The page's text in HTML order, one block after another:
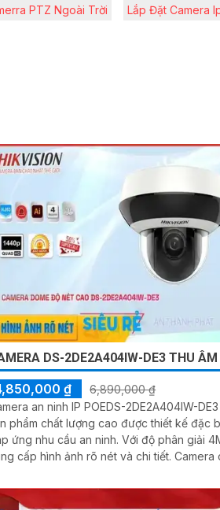
PTZ Ngoài Trời
Lắp Đặt Camera
DS-2DE2A404IW-DE3 THU ÂM
₫
6,890,000 ₫
an ninh IP POEDS-2DE2A404IW-
phẩm chất lượng cao được thiết kế đặc
nhu cầu an ninh. Với độ phân giải 4MP, nó
cấp hình ảnh rõ nét và chi tiết. Camera có khả
dõi mọi khoảng cách một cách dễ dàng.
hỗ trợ kết nối POE, giúp tiết kiệm cấp